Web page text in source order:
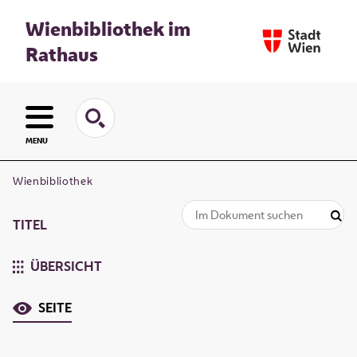
Wienbibliothek im
Rathaus
MENU
Wienbibliothek
TITEL
ÜBERSICHT
SEITE